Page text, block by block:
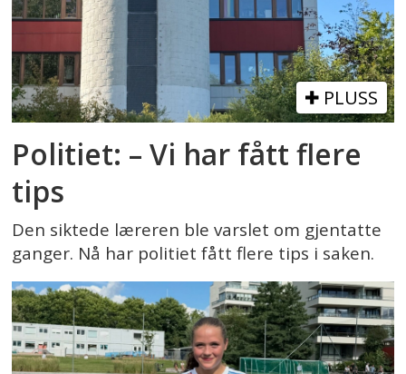
PLUSS
Politiet: – Vi har fått flere
tips
Den siktede læreren ble varslet om gjentatte
ganger. Nå har politiet fått flere tips i saken.